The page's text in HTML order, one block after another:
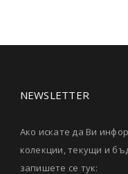
NEWSLETTER
Ако искате да Ви
колекции, текущи и
запишете се тук: